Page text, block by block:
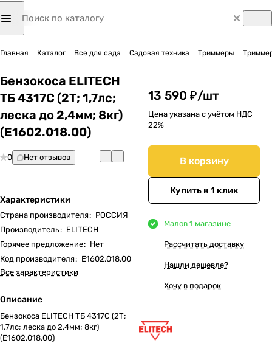
Главная Каталог Все для сада Садовая техника Триммеры
Бензокоса ELITECH
ТБ 4317С (2Т; 1,7лс;
леска до 2,4мм; 8кг)
(E1602.018.00)
0 Нет отзывов
Характеристики
Страна производителя: РОССИЯ
Производитель: ELITECH
Горячее предложение: Нет
Код производителя: E1602.018.00
Все характеристики
Описание
Бензокоса ELITECH ТБ 4317С (2Т;
1,7лс; леска до 2,4мм; 8кг)
(E1602.018.00)
13 590 ₽/шт
Цена указана с учётом НДС
22%
В корзину
Купить в 1 клик
Малов 1 магазине
Рассчитать доставку
Нашли дешевле?
Хочу в подарок